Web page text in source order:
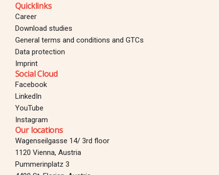
Quicklinks
Career
Download studies
General terms and conditions and GTCs
Data protection
Imprint
Social Cloud
Facebook
LinkedIn
YouTube
Instagram
Our locations
Wagenseilgasse 14/ 3rd floor
1120 Vienna, Austria
Pummerinplatz 3